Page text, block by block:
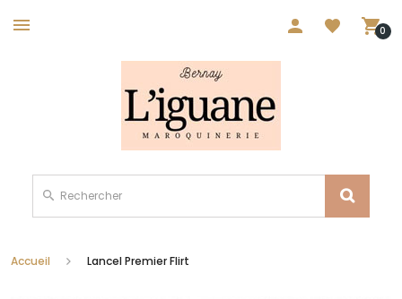
0
Accueil Lancel Premier Flirt